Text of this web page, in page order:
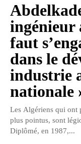
ingénieur
faut
dans le
industrie
nationale
Les Algériens qui ont
plus pointus, sont
Diplômé, en 1987,...